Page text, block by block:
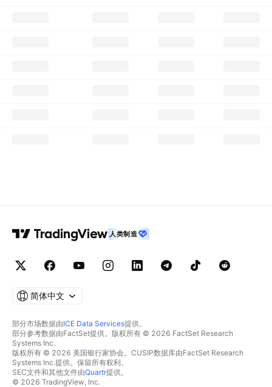
人类制造
简体中文
部分市场数据由ICE Data Services提供。
部分参考数据由FactSet提供。版权所有 © 2026 FactSet Research
Systems Inc.
版权所有 © 2026 美国银行家协会。CUSIP数据库由FactSet Research
Systems Inc.提供。保留所有权利。
SEC文件和其他文件由Quartr提供。
© 2026 TradingView, Inc.